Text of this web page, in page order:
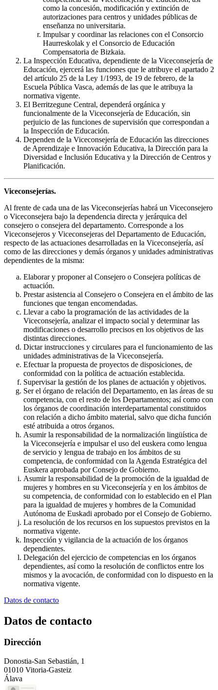
como la concesión, modificación y extinción de
autorizaciones para centros y unidades públicas de
enseñanza no universitaria.
Impulsar y coordinar las relaciones con el Consorcio
Haurreskolak y el Consorcio de Educación
Compensatoria de Bizkaia.
La Inspección Educativa, dependiente de la Viceconsejería de
Educación, ejercerá las funciones que le atribuye el apartado 2
del artículo 25 de la Ley 1/1993, de 19 de febrero, de la
Escuela Pública Vasca, además de las que le atribuya la
normativa vigente.
El Berritzegune Central, dependerá orgánica y
funcionalmente de la Viceconsejería de Educación, sin
perjuicio de las funciones de supervisión que correspondan a
la Inspección de Educación.
Dependen de la Viceconsejería de Educación las direcciones
de Aprendizaje e Innovación Educativa, la Dirección para la
Diversidad e Inclusión Educativa y la Dirección de Centros y
Planificación.
Viceconsejerías.
Al frente de cada una de las Viceconsejerías habrá un Viceconsejero
o Viceconsejera bajo la dependencia directa y jerárquica del
consejero o consejera del departamento. Corresponde a los
Viceconsejeros y Viceconsejeras del Departamento de Educación,
respecto de las actuaciones desarrolladas en la Viceconsejería, así
como de las direcciones y demás órganos y unidades administrativas
dependientes de la misma:
Elaborar y proponer al Consejero o Consejera políticas de
actuación.
Prestar asistencia al Consejero o Consejera en el ámbito de las
funciones que tengan encomendadas.
Llevar a cabo la programación de las actividades de la
Viceconsejería, analizar el impacto social y determinar las
modificaciones o desarrollo precisos en los objetivos de las
distintas direcciones.
Dictar instrucciones y circulares para el funcionamiento de las
unidades administrativas de la Viceconsejería.
Efectuar la propuesta de proyectos de disposiciones, de
conformidad con la política de actuación establecida.
Supervisar la gestión de los planes de actuación y objetivos.
Ser el órgano de relación del Departamento, en las áreas de su
competencia, con el resto de los Departamentos; así como con
los órganos de coordinación interdepartamental constituidos
con relación a dicho ámbito material, salvo que dicha función
esté atribuida a otros órganos.
Asumir la responsabilidad de la normalización lingüística de
la Viceconsejería e impulsar el uso del euskera como lengua
de servicio y lengua de trabajo en los ámbitos de su
competencia, de conformidad con la Agenda Estratégica del
Euskera aprobada por Consejo de Gobierno.
Asumir la responsabilidad de la promoción de la igualdad de
mujeres y hombres en su Viceconsejería y en los ámbitos de
su competencia, de conformidad con lo establecido en el Plan
para la igualdad de mujeres y hombres de la Comunidad
Autónoma de Euskadi aprobado por el Consejo de Gobierno.
La resolución de los recursos en los supuestos previstos en la
normativa vigente.
Inspección y vigilancia de la actuación de los órganos
dependientes.
Delegación del ejercicio de competencias en los órganos
dependientes, así como la resolución de conflictos entre los
mismos y la avocación, de conformidad con lo dispuesto en la
normativa vigente.
Datos de contacto
Datos de contacto
Dirección
Donostia-San Sebastián, 1
01010 Vitoria-Gasteiz
Álava